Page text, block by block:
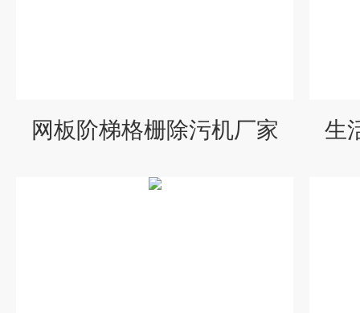
网板阶梯格栅除污机厂家 生